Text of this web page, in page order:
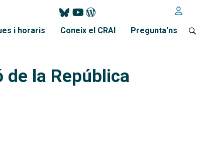
i horaris Coneix el CRAI Pregunta'ns
la República